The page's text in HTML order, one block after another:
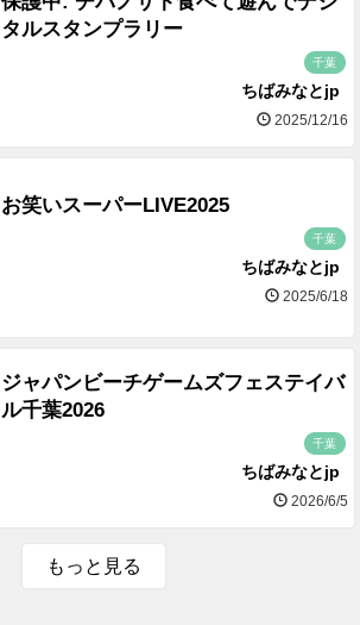
タルスタンプラリー
千葉
ちばみなとjp
2025/12/16
お笑いスーパーLIVE2025
千葉
ちばみなとjp
2025/6/18
ジャパンビーチゲームズフェステイバ
ル千葉2026
千葉
ちばみなとjp
2026/6/5
もっと見る